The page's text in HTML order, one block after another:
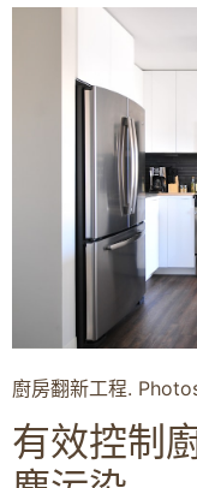
廚房翻新工程.
有效控制